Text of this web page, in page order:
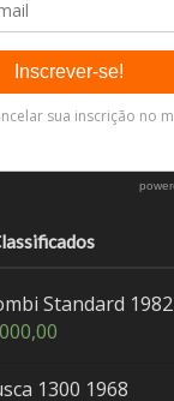
Standard 1982
1300 1968